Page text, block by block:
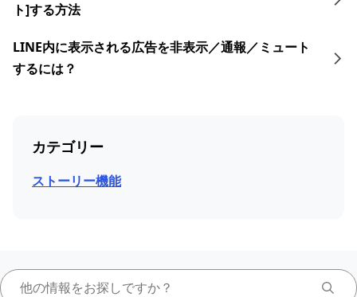
ト]する方法
LINE内に表示される広告を非表示／通報／ミュート
するには？
カテゴリー
ストーリー機能